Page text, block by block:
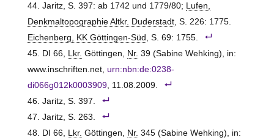
Jaritz, S. 397: ab 1742 und 1779/80;
Lufen,
Denkmaltopographie Altkr. Duderstadt, S. 226: 1775.
Eichenberg, KK Göttingen-Süd
, S. 69: 1755.
DI 66,
Lkr. Göttingen, Nr. 39 (Sabine Wehking), in:
www.inschriften.net, urn:nbn:de:0238-
di066g012k0003909, 11.08.2009.
Jaritz, S. 397.
Jaritz, S. 263.
DI 66,
Lkr. Göttingen, Nr. 345 (Sabine Wehking), in: